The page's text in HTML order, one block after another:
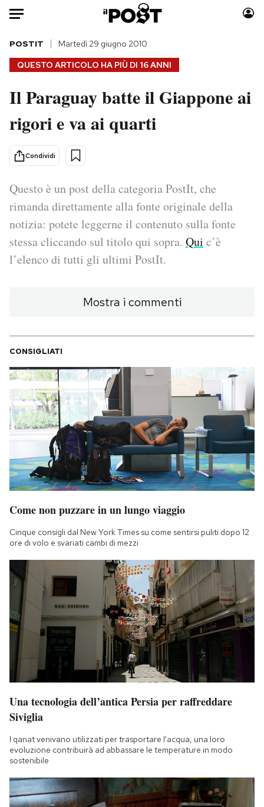
Auto
HOME
Italia
Politica
Tecnologia
Internet
Scienza
Cultura
Moda
Consumismi
Media
Europa
I MIEI PREFERITI
SHOP
CALENDARIO
AREA PERSONALE
Area Personale
Notifiche mobile
Hai bisogno di aiuto?
Esci
QUESTO ARTICOLO HA PIÙ DI 16 ANNI
POSTIT Martedì 29 giugno 2010
Il Paraguay batte il Giappone ai
rigori e va ai quarti
Condividi
Questo è un post della categoria PostIt, che
rimanda direttamente alla fonte originale della
notizia: potete leggerne il contenuto sulla fonte
stessa cliccando sul titolo qui sopra. Qui c’è
l’elenco di tutti gli ultimi PostIt.
Mostra i commenti
CONSIGLIATI
Come non puzzare in un lungo viaggio
Cinque consigli dal New York Times su come sentirsi puliti dopo 12
ore di volo e svariati cambi di mezzi
Una tecnologia dell’antica Persia per raffreddare
Siviglia
I qanat venivano utilizzati per trasportare l'acqua, una loro
evoluzione contribuirà ad abbassare le temperature in modo
sostenibile